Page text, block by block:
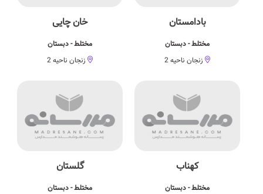
بادامستان
مختلط - دبستان
زنجان ناحیه 2
خان چایی
مختلط - دبستان
زنجان ناحیه 2
کهناب
مختلط - دبستان
گلستان
مختلط - دبستان